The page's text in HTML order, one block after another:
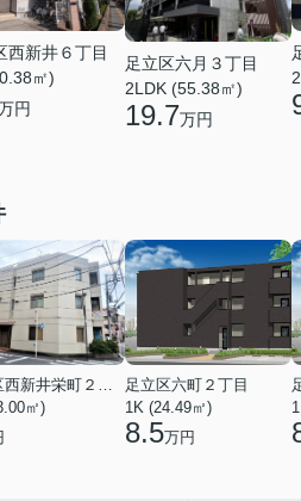
西新井６丁目
㎡)
円
足立区六月３丁目
2LDK (55.38㎡)
19.7万円
㎡)
足立区六町２丁目
1K (24.49㎡)
8.5万円